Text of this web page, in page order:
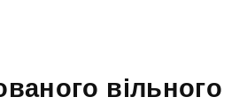
вільного